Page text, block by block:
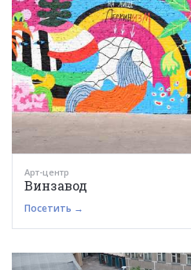
Арт-центр
Винзавод
Посетить →